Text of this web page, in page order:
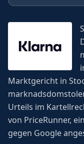
Marktgericht in
Urteils im
von PriceRunner,
gegen Google